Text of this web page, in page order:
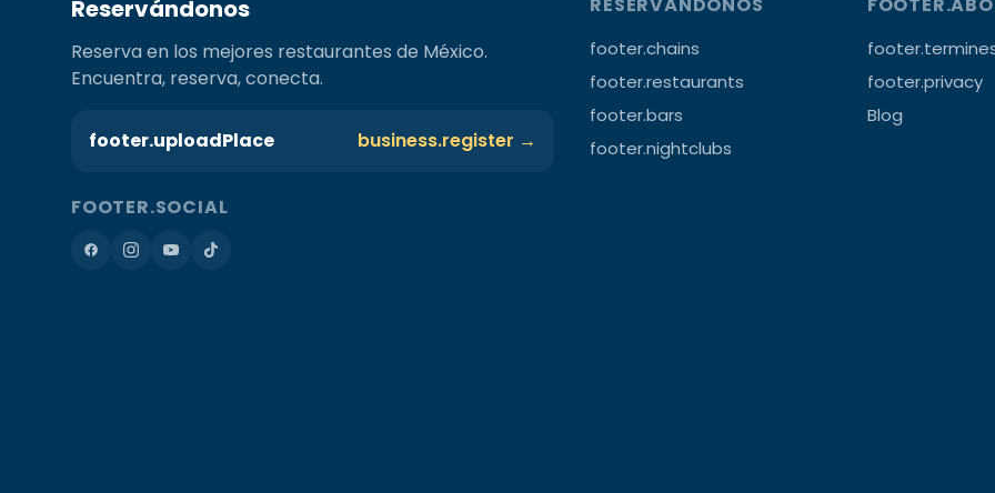
Reservándonos
Reserva en los mejores restaurantes de México.
Encuentra, reserva, conecta.
footer.uploadPlace business.register →
FOOTER.SOCIAL
footer.chains
footer.restaurants
footer.bars
footer.nightclubs
footer.privacy
Blog